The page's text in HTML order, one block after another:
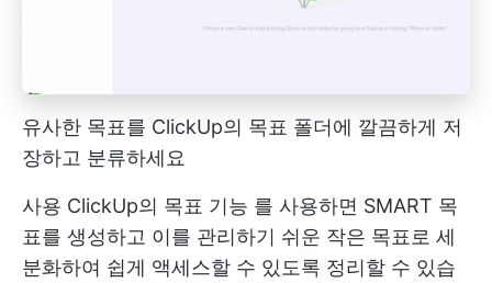
유사한 목표를 ClickUp의 목표 폴더에 깔끔하게 저
장하고 분류하세요
사용 ClickUp의 목표 기능 를 사용하면 SMART 목
표를 생성하고 이를 관리하기 쉬운 작은 목표로 세
분화하여 쉽게 액세스할 수 있도록 정리할 수 있습